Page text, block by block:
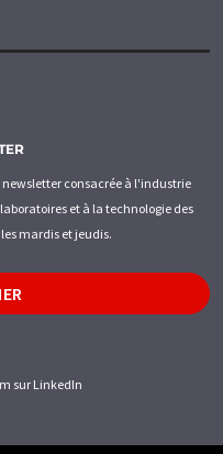
consacrée à l'industrie
et à la technologie des
mardis et jeudis.
sur LinkedIn